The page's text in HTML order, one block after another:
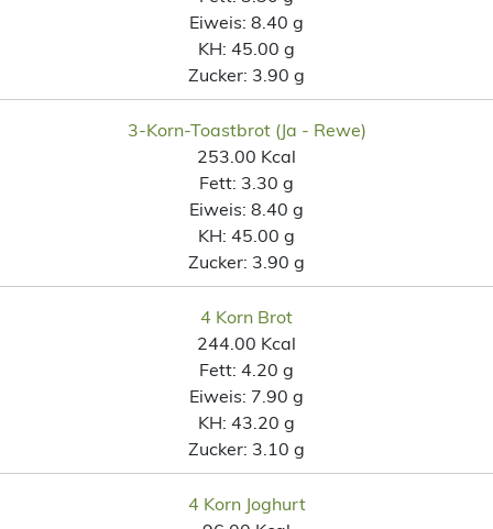
Eiweis: 8.40 g
KH: 45.00 g
Zucker: 3.90 g
3-Korn-Toastbrot (Ja - Rewe)
253.00 Kcal
Fett: 3.30 g
Eiweis: 8.40 g
KH: 45.00 g
Zucker: 3.90 g
4 Korn Brot
244.00 Kcal
Fett: 4.20 g
Eiweis: 7.90 g
KH: 43.20 g
Zucker: 3.10 g
4 Korn Joghurt